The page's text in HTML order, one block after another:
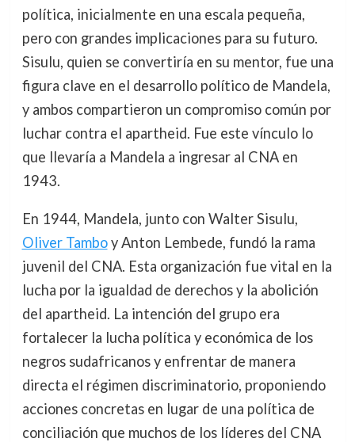
política, inicialmente en una escala pequeña,
pero con grandes implicaciones para su futuro.
Sisulu, quien se convertiría en su mentor, fue una
figura clave en el desarrollo político de Mandela,
y ambos compartieron un compromiso común por
luchar contra el apartheid. Fue este vínculo lo
que llevaría a Mandela a ingresar al CNA en
1943.
En 1944, Mandela, junto con Walter Sisulu,
Oliver Tamboy Anton Lembede, fundó la rama
juvenil del CNA. Esta organización fue vital en la
lucha por la igualdad de derechos y la abolición
del apartheid. La intención del grupo era
fortalecer la lucha política y económica de los
negros sudafricanos y enfrentar de manera
directa el régimen discriminatorio, proponiendo
acciones concretas en lugar de una política de
conciliación que muchos de los líderes del CNA